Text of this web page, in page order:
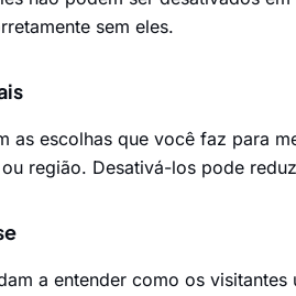
sem eles.
as escolhas que você faz para
região. Desativá-los pode
a entender como os